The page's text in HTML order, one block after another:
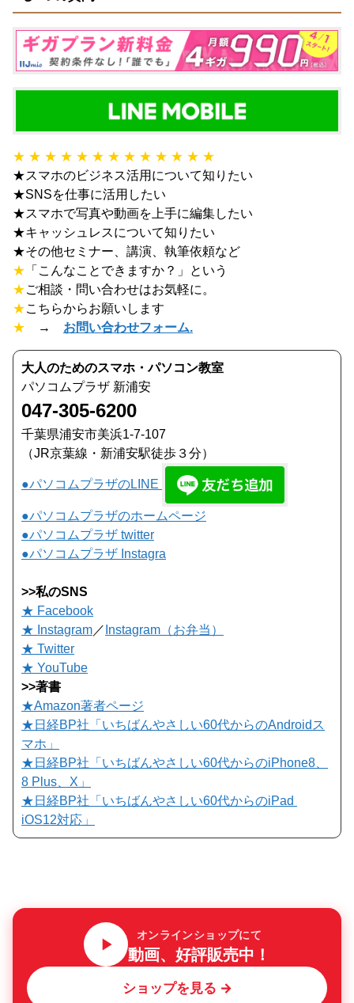
★ ★ ★ ★ ★ ★ ★ ★ ★ ★ ★ ★ ★
★スマホのビジネス活用について知りたい
★SNSを仕事に活用したい
★スマホで写真や動画を上手に編集したい
★キャッシュレスについて知りたい
★その他セミナー、講演、執筆依頼など
★ 「こんなことできますか？」という
★ご相談・問い合わせはお気軽に。
★こちらからお願いします
★
→ お問い合わせフォーム.
大人のためのスマホ・パソコン教室
パソコムプラザ 新浦安
047-305-6200
千葉県浦安市美浜1-7-107
（JR京葉線・新浦安駅徒歩３分）
●パソコムプラザのLINE
●パソコムプラザのホームページ
●パソコムプラザ twitter
●パソコムプラザ Instagra
>>私のSNS
★ Facebook
★ Instagram／ Instagram（お弁当）
★ Twitter
★ YouTube
>>著書
★Amazon著者ページ
★日経BP社「いちばんやさしい60代からのAndroidス
マホ」
★日経BP社「いちばんやさしい60代からのiPhone8、
8 Plus、X」
★日経BP社「いちばんやさしい60代からのiPad
iOS12対応」
オンラインショップにて
動画、好評販売中！
ショップを見る →